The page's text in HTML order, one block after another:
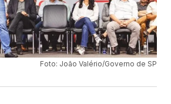
Foto: João Valério/Governo de SP